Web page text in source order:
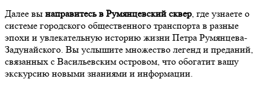
Далее вы направитесь в Румянцевский сквер, где узнаете о
системе городского общественного транспорта в разные
эпохи и увлекательную историю жизни Петра Румянцева-
Задунайского. Вы услышите множество легенд и преданий,
связанных с Васильевским островом, что обогатит вашу
экскурсию новыми знаниями и информации.